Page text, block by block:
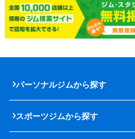
パーソナルジムから探す
スポーツジムから探す